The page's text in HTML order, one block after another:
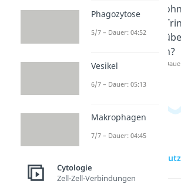
ohne
überlebe
n?
zur Videoseite:
Phagozytose
5/7 – Dauer: 04:52
Vesikel
6/7 – Dauer: 05:13
Makrophagen
7/7 – Dauer: 04:45
Cytologie
Zell-Zell-Verbindungen